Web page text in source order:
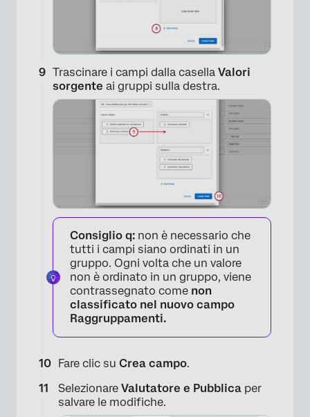
×
Trascinare i campi dalla casella Valori
sorgente ai gruppi sulla destra.
Consiglio q: non è necessario che
tutti i campi siano ordinati in un
gruppo. Ogni volta che un valore
non è ordinato in un gruppo, viene
contrassegnato come non
classificato nel nuovo campo
Raggruppamenti.
Fare clic su Crea campo.
Selezionare Valutatore e Pubblica per
salvare le modifiche.